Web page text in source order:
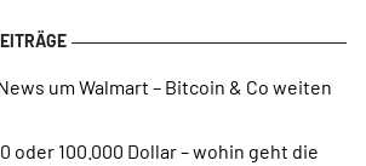
um Walmart – Bitcoin & Co weiten
oder 100.000 Dollar – wohin geht die